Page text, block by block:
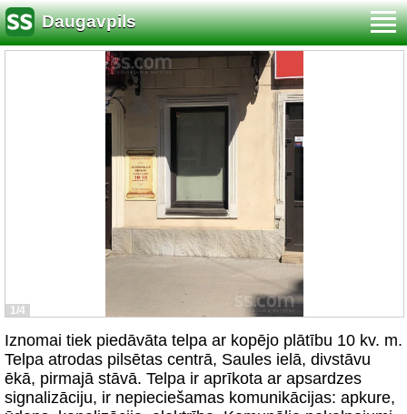
Daugavpils
1/4
Iznomai tiek piedāvāta telpa ar kopējo plātību 10 kv. m.
Telpa atrodas pilsētas centrā, Saules ielā, divstāvu
ēkā, pirmajā stāvā. Telpa ir aprīkota ar apsardzes
signalizāciju, ir nepieciešamas komunikācijas: apkure,